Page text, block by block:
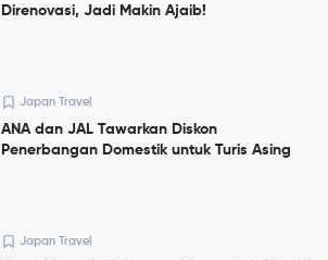
Direnovasi, Jadi Makin Ajaib!
Japan Travel
ANA dan JAL Tawarkan Diskon
Penerbangan Domestik untuk Turis Asing
Japan Travel